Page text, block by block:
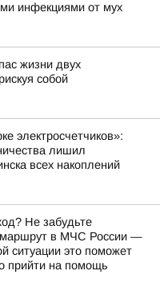
инфекциями от мух
жизни двух
собой
электросчетчиков»:
лишил
всех накоплений
Не забудьте
маршрут в МЧС России —
ситуации это поможет
прийти на помощь